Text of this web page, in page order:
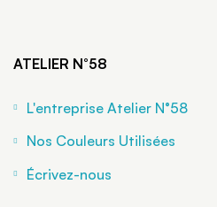
ATELIER N°58
L'entreprise Atelier N°58
Nos Couleurs Utilisées
Écrivez-nous